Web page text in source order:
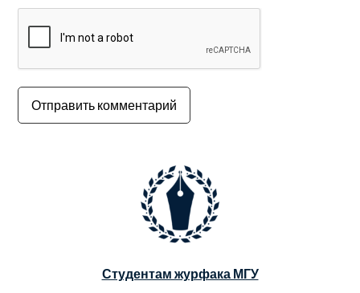
Студентам журфака МГУ